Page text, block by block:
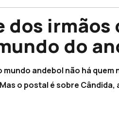
dos irmãos
do
andebol não há quem
o postal é sobre Cândida,